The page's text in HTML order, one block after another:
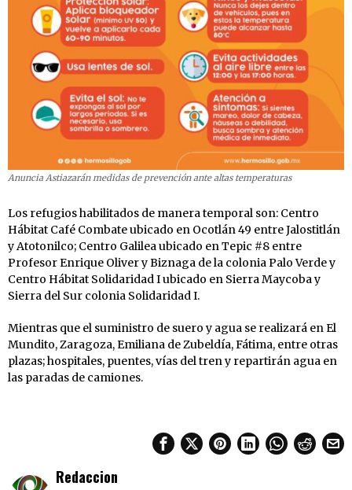
Anuncia Astiazarán medidas de prevención ante altas temperaturas
Los refugios habilitados de manera temporal son: Centro
Hábitat Café Combate ubicado en Ocotlán 49 entre Jalostitlán
y Atotonilco; Centro Galilea ubicado en Tepic #8 entre
Profesor Enrique Oliver y Biznaga de la colonia Palo Verde y
Centro Hábitat Solidaridad I ubicado en Sierra Maycoba y
Sierra del Sur colonia Solidaridad I.
Mientras que el suministro de suero y agua se realizará en El
Mundito, Zaragoza, Emiliana de Zubeldía, Fátima, entre otras
plazas; hospitales, puentes, vías del tren y repartirán agua en
las paradas de camiones.
Redaccion